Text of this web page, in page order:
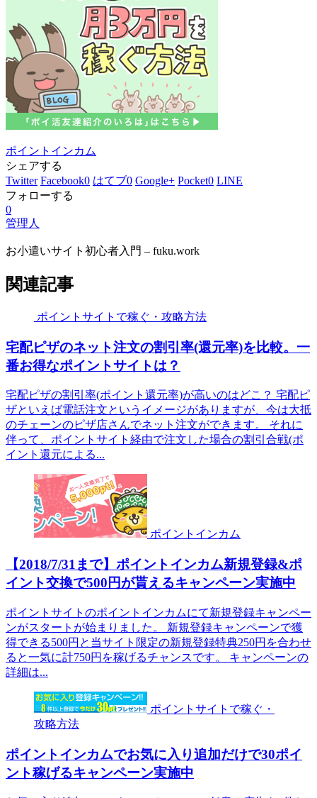
ポイントインカム
シェアする
Twitter Facebook0 はてブ0 Google+ Pocket0 LINE
フォローする
0
管理人
お小遣いサイト初心者入門 – fuku.work
関連記事
ポイントサイトで稼ぐ・攻略方法
宅配ピザのネット注文の割引率(還元率)を比較。一
番お得なポイントサイトは？
宅配ピザの割引率(ポイント還元率)が高いのはどこ？ 宅配ピ
ザといえば電話注文というイメージがありますが、今は大抵
のチェーンのピザ店さんでネット注文ができます。 それに
伴って、ポイントサイト経由で注文した場合の割引合戦(ポ
イント還元による...
ポイントインカム
【2018/7/31まで】ポイントインカム新規登録&ポ
イント交換で500円が貰えるキャンペーン実施中
ポイントサイトのポイントインカムにて新規登録キャンペー
ンがスタートが始まりました。 新規登録キャンペーンで獲
得できる500円と当サイト限定の新規登録特典250円を合わせ
ると一気に計750円を稼げるチャンスです。 キャンペーンの
詳細は...
ポイントサイトで稼ぐ・
攻略方法
ポイントインカムでお気に入り追加だけで30ポイ
ント稼げるキャンペーン実施中